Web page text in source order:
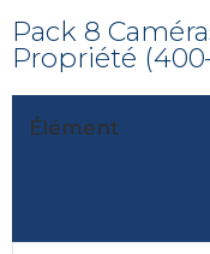
Pack 8
Propriété
Élément